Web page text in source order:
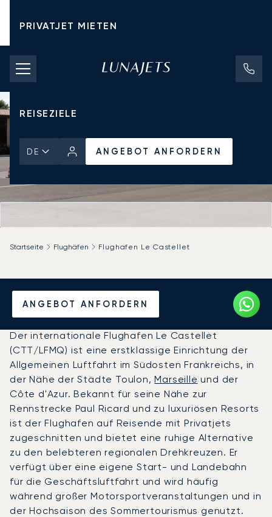
PRIVATJET MIETEN
CHARTERPREISE
PRIVATJETS
REISEZIELE
DE ANGEBOT ANFORDERN
ANGEBOT ANFORDERN
Startseite Flughäfen Flughafen Le Castellet
Privatjet chartern zum
Flughafen Le Castellet
Der internationale Flughafen Le Castellet
(CTT/LFMQ) ist eine erstklassige Einrichtung der
Allgemeinen Luftfahrt im Südosten Frankreichs, in
der Nähe der Städte Toulon,Marseille und der
Côte d'Azur. Bekannt für seine Nähe zur
Rennstrecke Paul Ricard und zu luxuriösen Resorts
ist der Flughafen auf Reisende mit Privatjets
zugeschnitten und bietet eine ruhige Alternative
zu den belebteren regionalen Drehkreuzen. Er
verfügt über eine eigene Start- und Landebahn
für die Geschäftsluftfahrt und wird häufig
während großer Motorsportveranstaltungen und in
der Hochsaison des Sommertourismus genutzt.